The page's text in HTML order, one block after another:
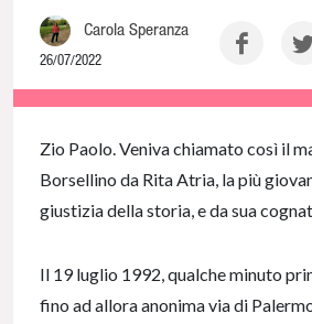
Carola Speranza
26/07/2022
NaN% Complete
Zio Paolo. Veniva chiamato così il
Borsellino da Rita Atria, la più
giustizia della storia, e da sua
Il 19 luglio 1992, qualche minuto
fino ad allora anonima via di